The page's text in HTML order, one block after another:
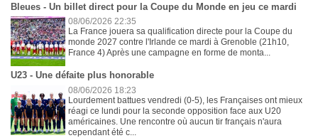
Bleues - Un billet direct pour la Coupe du Monde en jeu ce mardi
08/06/2026 22:35
La France jouera sa qualification directe pour la Coupe du
monde 2027 contre l'Irlande ce mardi à Grenoble (21h10,
France 4) Après une campagne en forme de monta...
U23 - Une défaite plus honorable
08/06/2026 18:23
Lourdement battues vendredi (0-5), les Françaises ont mieux
réagi ce lundi pour la seconde opposition face aux U20
américaines. Une rencontre où aucun tir français n'aura
cependant été c...